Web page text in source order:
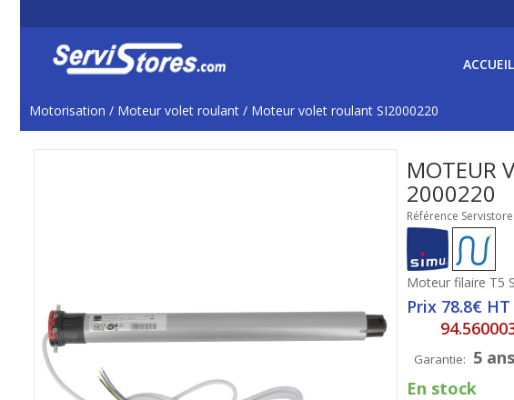
ACCUEIL
Motorisation / Moteur volet roulant / Moteur volet roulant SI2000220
MOTEUR
2000220
Référence
Moteur filaire T5
Prix 78.8€ HT
Garantie: 5 ans
En stock